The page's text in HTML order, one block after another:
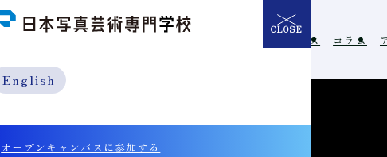
ニュース コラム
CLOSE
English
オープンキャンパスに参加する